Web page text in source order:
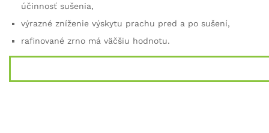
účinnosť sušenia,
výrazné zníženie výskytu prachu pred a po sušení,
rafinované zrno má väčšiu hodnotu.